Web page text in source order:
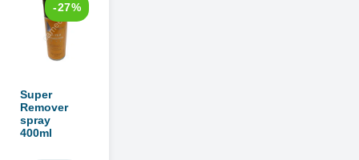
-27%
Super
Remover
spray
400ml